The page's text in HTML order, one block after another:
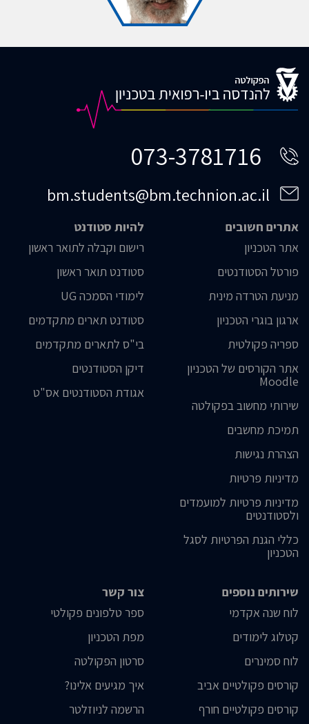
073-3781716
bm.students@bm.technion.ac.il
אתרים חשובים
אתר הטכניון
פורטל הסטודנטים
מניעת הטרדה מינית
ארגון בוגרי הטכניון
ספריה פקולטית
אתר הקורסים של הטכניון
Moodle
שירותי מחשוב בפקולטה
תמיכת מחשבים
הצהרת נגישות
מדיניות פרטיות
מדיניות פרטיות למועמדים
ולסטודנטים
כללי הגנת הפרטיות לסגל
הטכניון
להיות סטודנט
רישום וקבלה לתואר ראשון
סטודנט תואר ראשון
לימודי הסמכה UG
סטודנט תארים מתקדמים
בי"ס לתארים מתקדמים
דיקן הסטודנטים
אגודת הסטודנטים אס"ט
שירותים נוספים
לוח שנה אקדמי
קטלוג לימודים
לוח סמינרים
קורסים פקולטיים אביב
קורסים פקולטיים חורף
צור קשר
ספר טלפונים פקולטי
מפת הטכניון
סרטון הפקולטה
איך מגיעים אלינו?
הרשמה לניוזלטר